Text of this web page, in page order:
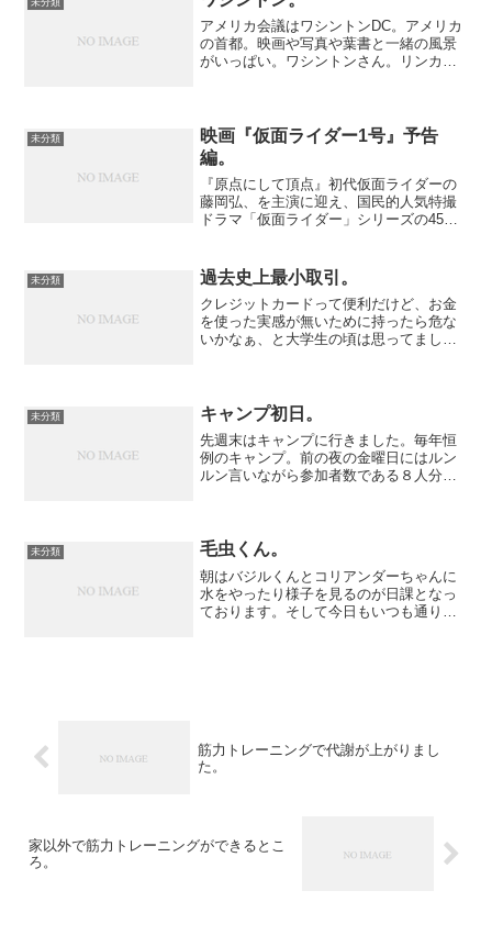
未分類
アメリカ会議はワシントンDC。アメリカ
の首都。映画や写真や葉書と一緒の風景
がいっぱい。ワシントンさん。リンカー
大阪まで出れば電車で簡...
未分類
映画『仮面ライダー1号』予告
編。
『原点にして頂点』初代仮面ライダーの
藤岡弘、を主演に迎え、国民的人気特撮
ドラマ「仮面ライダー」シリ­ーズの45周
仮面ライダーが、宿敵ショッカーのみな
らず、新たなる敵・ノ...
未分類 過去史上最小取引。
クレジットカードって便利だけど、お金
を使った実感が無いために持ったら危な
いかなぁ、と大学生の頃は思ってまし
た。オレの場合は。元々、借金ま...
未分類 キャンプ初日。
先週末はキャンプに行きました。毎年恒
例のキャンプ。前の夜の金曜日にはルン
ルン言いながら参加者数である８人分の
が開店するのが7時半で...
未分類 毛虫くん。
朝はバジルくんとコリアンダーちゃんに
水をやったり様子を見るのが日課となっ
ております。そして今日もいつも通り見
筋力トレーニングで代謝が上がりまし
た。
家以外で筋力トレーニングができるとこ
ろ。